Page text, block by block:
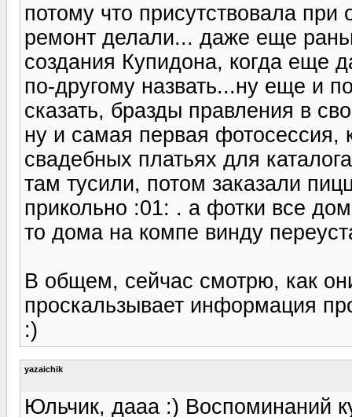
потому что присутствовала
ремонт делали... даже еще
создания Купидона, когда еще
по-другому назвать...ну еще и
сказать, бразды правления в
ну и самая первая фотосессия,
свадебных платьях для
там тусили, потом заказали
прикольно :01: . а фотки все
то дома на компе винду
В общем, сейчас смотрю, как
проскальзывает информация
:)
yazaichik
Юльчик, дааа :) Воспоминаний